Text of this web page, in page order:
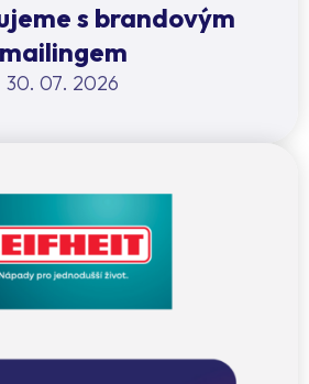
s brandovým
mailingem
30. 07. 2026